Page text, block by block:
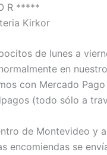
R *****
Kirkor
de lunes a
en
con Mercado
(todo sólo a
de Montevideo y
encomiendas se